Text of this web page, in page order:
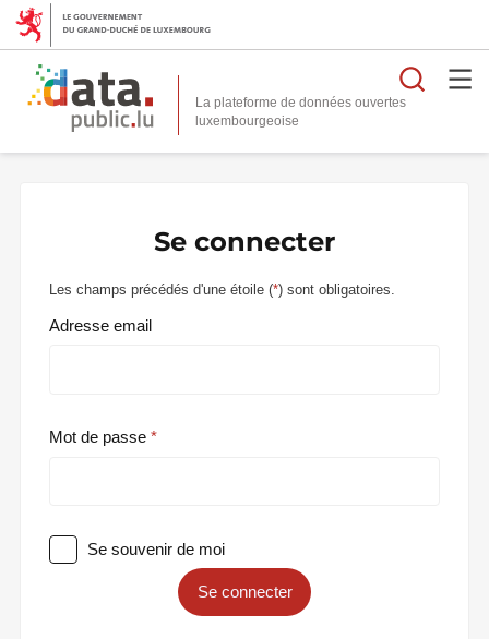
La plateforme de données ouvertes
Se connecter
Les champs précédés d'une étoile (*) sont obligatoires.
Adresse email
Mot de passe
Se souvenir de moi
Se connecter